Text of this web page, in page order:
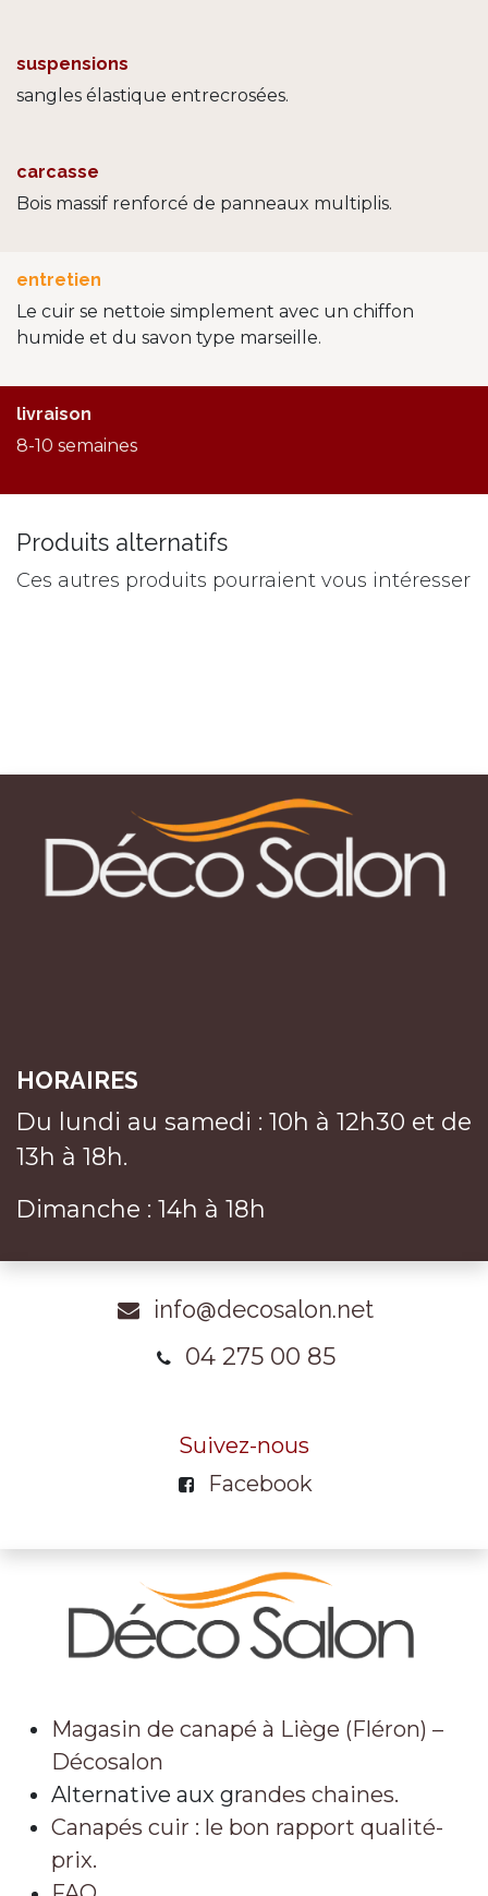
suspensions
sangles élastique entrecrosées.
carcasse
Bois massif renforcé de panneaux multiplis.
entretien
Le cuir se nettoie simplement avec un chiffon
humide et du savon type marseille.
livraison
8-10 semaines
Produits alternatifs
Ces autres produits pourraient vous intéresser
HORAIRES
Du lundi au samedi : 10h à 12h30 et de
13h à 18h.
Dimanche : 14h à 18h
info@decosalon.net
04 275 00 85
Suivez-nous
Facebook
Magasin de canapé à Liège (Fléron) –
Décosalon
Alternative aux grandes chaines.
Canapés cuir : le bon rapport qualité-
prix.